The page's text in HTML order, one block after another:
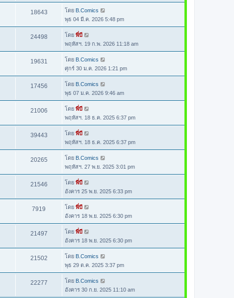
18643 โดย B.Comics
พุธ 04 มี.ค. 2026 5:48 pm
24498 โดย พี่บี
พฤหัสฯ. 19 ก.พ. 2026 11:18 am
19631 โดย B.Comics
ศุกร์ 30 ม.ค. 2026 1:21 pm
17456 โดย B.Comics
พุธ 07 ม.ค. 2026 9:46 am
21006 โดย พี่บี
พฤหัสฯ. 18 ธ.ค. 2025 6:37 pm
39443 โดย พี่บี
พฤหัสฯ. 18 ธ.ค. 2025 6:37 pm
20265 โดย B.Comics
พฤหัสฯ. 27 พ.ย. 2025 3:01 pm
21546 โดย พี่บี
อังคาร 25 พ.ย. 2025 6:33 pm
7919 โดย พี่บี
อังคาร 18 พ.ย. 2025 6:30 pm
21497 โดย พี่บี
อังคาร 18 พ.ย. 2025 6:30 pm
21502 โดย B.Comics
พุธ 29 ต.ค. 2025 3:37 pm
22277 โดย B.Comics
อังคาร 30 ก.ย. 2025 11:10 am